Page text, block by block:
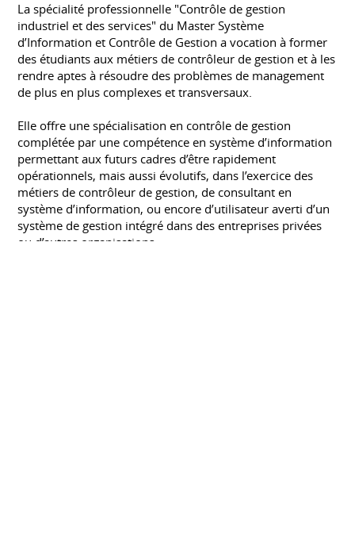
La spécialité professionnelle "Contrôle de gestion
industriel et des services" du Master Système
d’Information et Contrôle de Gestion a vocation à former
des étudiants aux métiers de contrôleur de gestion et à les
rendre aptes à résoudre des problèmes de management
de plus en plus complexes et transversaux.
Elle offre une spécialisation en contrôle de gestion
complétée par une compétence en système d’information
permettant aux futurs cadres d’être rapidement
opérationnels, mais aussi évolutifs, dans l’exercice des
métiers de contrôleur de gestion, de consultant en
système d’information, ou encore d’utilisateur averti d’un
système de gestion intégré dans des entreprises privées
ou d’autres organisations.